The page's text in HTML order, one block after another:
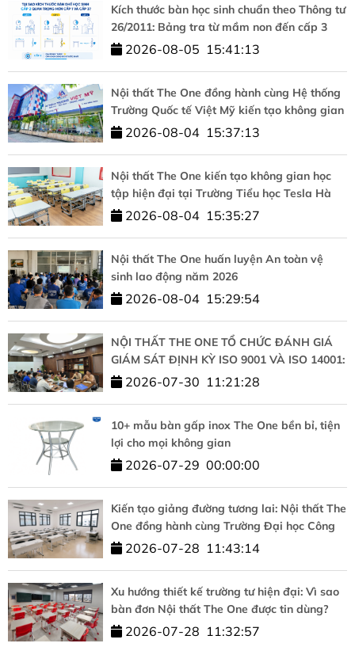
Kích thước bàn học sinh chuẩn theo Thông tư
26/2011: Bảng tra từ mầm non đến cấp 3
2026-08-05 15:41:13
Nội thất The One đồng hành cùng Hệ thống
Trường Quốc tế Việt Mỹ kiến tạo không gian
học tập chuẩn quốc tế
2026-08-04 15:37:13
Nội thất The One kiến tạo không gian học
tập hiện đại tại Trường Tiểu học Tesla Hà
Nội2026-08-04 15:35:27
Nội thất The One huấn luyện An toàn vệ
sinh lao động năm 2026
2026-08-04 15:29:54
NỘI THẤT THE ONE TỔ CHỨC ĐÁNH GIÁ
GIÁM SÁT ĐỊNH KỲ ISO 9001 VÀ ISO 14001:
KHẲNG ĐỊNH CAM KẾT CHẤT LƯỢNG VÀ
2026-07-30 11:21:28
10+ mẫu bàn gấp inox The One bền bỉ, tiện
lợi cho mọi không gian
2026-07-29 00:00:00
Kiến tạo giảng đường tương lai: Nội thất The
One đồng hành cùng Trường Đại học Công
nghệ – ĐHQGHN
2026-07-28 11:43:14
Xu hướng thiết kế trường tư hiện đại: Vì sao
bàn đơn Nội thất The One được tin dùng?
2026-07-28 11:32:57